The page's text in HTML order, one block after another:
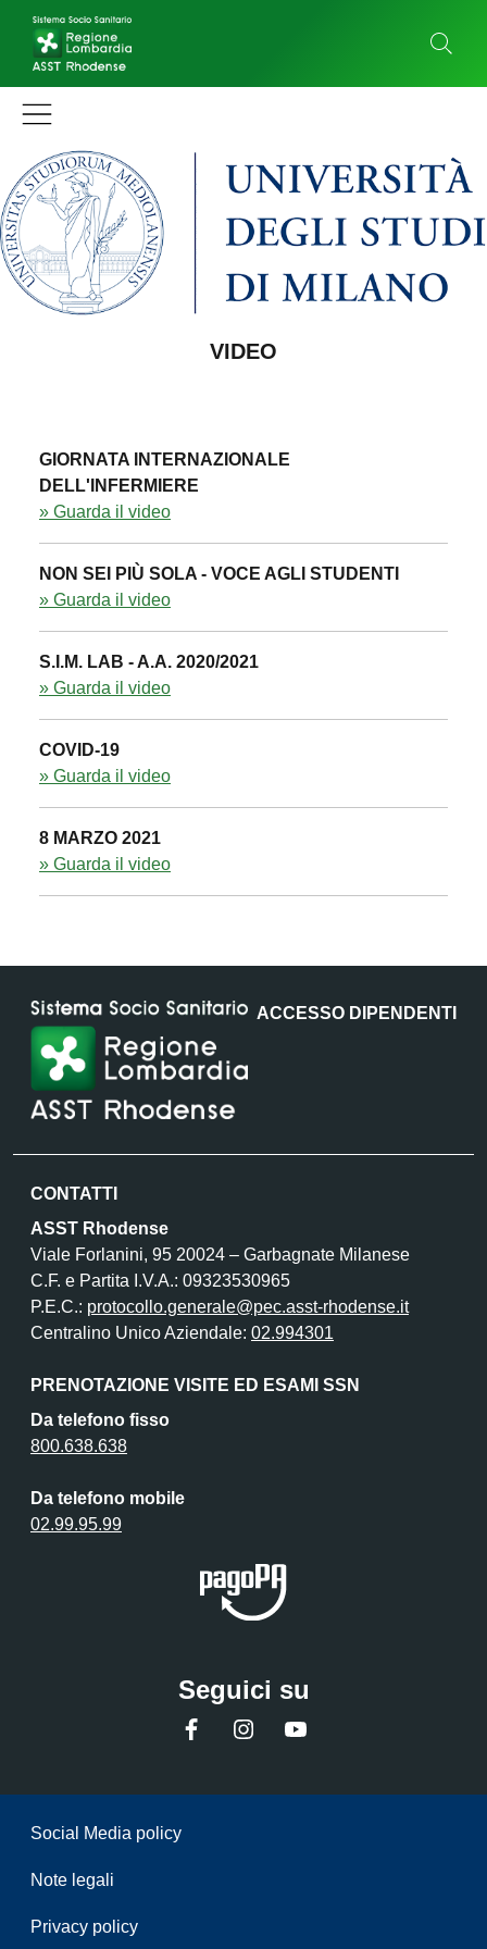
VIDEO
GIORNATA INTERNAZIONALE
DELL'INFERMIERE
» Guarda il video
NON SEI PIÙ SOLA - VOCE AGLI STUDENTI
» Guarda il video
S.I.M. LAB - A.A. 2020/2021
» Guarda il video
COVID-19
» Guarda il video
8 MARZO 2021
» Guarda il video
ACCESSO DIPENDENTI
CONTATTI
ASST Rhodense
Viale Forlanini, 95 20024 – Garbagnate Milanese
C.F. e Partita I.V.A.: 09323530965
P.E.C.: protocollo.generale@pec.asst-rhodense.it
Centralino Unico Aziendale: 02.994301
PRENOTAZIONE VISITE ED ESAMI SSN
Da telefono fisso
800.638.638
Da telefono mobile
02.99.95.99
Seguici su
FacebookInstagram
Social Media policy
Note legali
Privacy policy